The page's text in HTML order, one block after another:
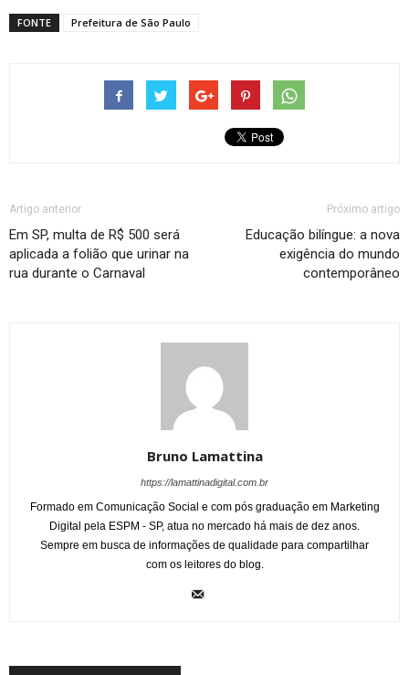
FONTE Prefeitura de São Paulo
Artigo anterior
Em SP, multa de R$ 500 será
aplicada a folião que urinar na
rua durante o Carnaval
Próximo artigo
Educação bilíngue: a nova
exigência do mundo
contemporâneo
Bruno Lamattina
https://lamattinadigital.com.br
Formado em Comunicação Social e com pós graduação em Marketing
Digital pela ESPM - SP, atua no mercado há mais de dez anos.
Sempre em busca de informações de qualidade para compartilhar
com os leitores do blog.